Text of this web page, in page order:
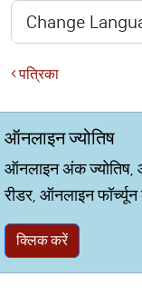
पत्रिका
ऑनलाइन ज्योतिष
ऑनलाइन अंक ज्योतिष,
रीडर, ऑनलाइन
क्लिक करें